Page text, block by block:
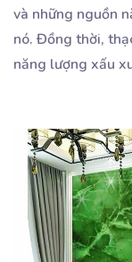
và những nguồn
nó. Đồng thời,
năng lượng xấu